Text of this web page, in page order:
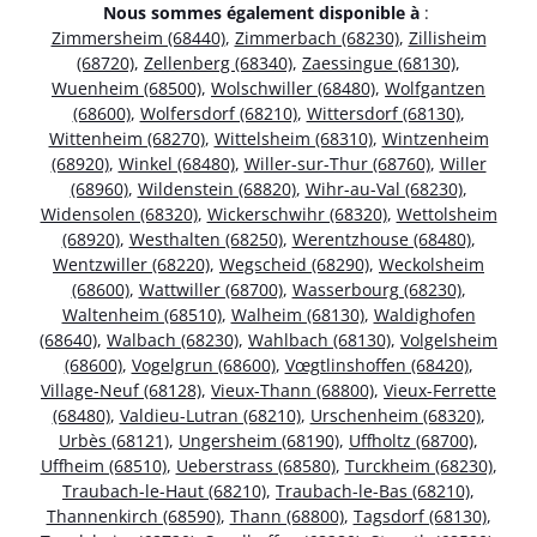
Nous sommes également disponible à :
Zimmersheim (68440), Zimmerbach (68230), Zillisheim
(68720), Zellenberg (68340), Zaessingue (68130),
Wuenheim (68500), Wolschwiller (68480), Wolfgantzen
(68600), Wolfersdorf (68210), Wittersdorf (68130),
Wittenheim (68270), Wittelsheim (68310), Wintzenheim
(68920), Winkel (68480), Willer-sur-Thur (68760), Willer
(68960), Wildenstein (68820), Wihr-au-Val (68230),
Widensolen (68320), Wickerschwihr (68320), Wettolsheim
(68920), Westhalten (68250), Werentzhouse (68480),
Wentzwiller (68220), Wegscheid (68290), Weckolsheim
(68600), Wattwiller (68700), Wasserbourg (68230),
Waltenheim (68510), Walheim (68130), Waldighofen
(68640), Walbach (68230), Wahlbach (68130), Volgelsheim
(68600), Vogelgrun (68600), Vœgtlinshoffen (68420),
Village-Neuf (68128), Vieux-Thann (68800), Vieux-Ferrette
(68480), Valdieu-Lutran (68210), Urschenheim (68320),
Urbès (68121), Ungersheim (68190), Uffholtz (68700),
Uffheim (68510), Ueberstrass (68580), Turckheim (68230),
Traubach-le-Haut (68210), Traubach-le-Bas (68210),
Thannenkirch (68590), Thann (68800), Tagsdorf (68130),